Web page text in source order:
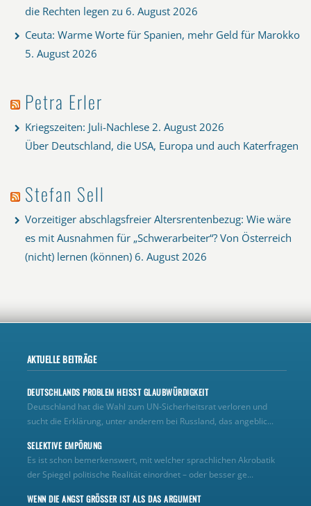
die Rechten legen zu 6. August 2026
Ceuta: Warme Worte für Spanien, mehr Geld für Marokko
5. August 2026
Petra Erler
Kriegszeiten: Juli-Nachlese 2. August 2026
Über Deutschland, die USA, Europa und auch Katerfragen
Stefan Sell
Vorzeitiger abschlagsfreier Altersrentenbezug: Wie wäre
es mit Ausnahmen für „Schwerarbeiter“? Von Österreich
(nicht) lernen (können) 6. August 2026
AKTUELLE BEITRÄGE
DEUTSCHLANDS PROBLEM HEISST GLAUBWÜRDIGKEIT
Deutschland hat die Wahl zum UN‑Sicherheitsrat verloren und
sucht die Erklärung, unter anderem bei Russland, das angeblic...
SELEKTIVE EMPÖRUNG
Es ist schon bemerkenswert, mit welcher sprachlichen Akrobatik
der Spiegel politische Realität einordnet – oder besser ge...
WENN DIE ANGST GRÖSSER IST ALS DAS ARGUMENT